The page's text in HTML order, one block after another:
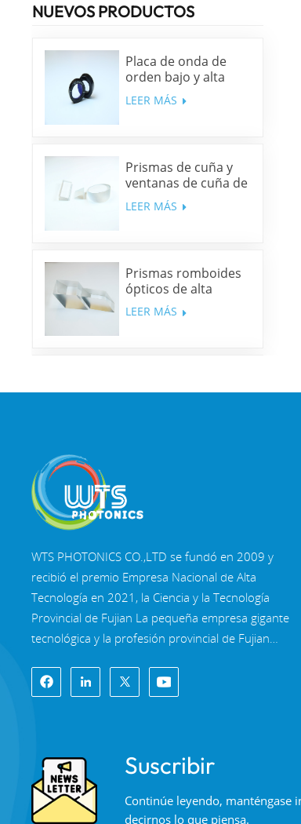
NUEVOS PRODUCTOS
Placa de onda de
orden bajo y alta
precisión
LEER MÁS
Prismas de cuña y
ventanas de cuña de
sílice fundida y N-
BK7
LEER MÁS
Prismas romboides
ópticos de alta
precisión
LEER MÁS
multibanda
WTS PHOTONICS CO.,LTD se fundó en 2009 y
recibió el premio Empresa Nacional de Alta
Tecnología en 2021, la Ciencia y la Tecnología
Provincial de Fujian La pequeña empresa gigante
tecnológica y la profesión provincial de Fujian
en 2022. WTS se ubica en el Hermosa ciudad
costera del sureste, Fuzhou, una famosa ciudad
un grupo de personal técnico calificado y un
sistema completo de procesamiento óptico,
Sistema de recubrimiento, sistema de ensamblaje
Suscribir
Continúe leyendo, manténgase
decirnos lo que piensa.